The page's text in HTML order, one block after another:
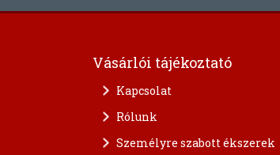
Vásárlói tájékoztató
Kapcsolat
Rólunk
Személyre szabott ékszerek